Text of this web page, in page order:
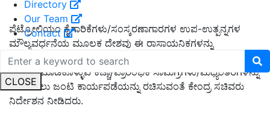
Directory
Our Team
Contact
CLOSE
ಪೆಟ್ರೋಲಿಯಂ ಕೈಗಾರಿಕೆಗಳು/ಸಂಸ್ಕರಣಾಗಾರಗಳ ಉಪ-ಉತ್ಪನ್ನಗಳ
ಮೌಲ್ಯವರ್ಧನೆಯ ಮೂಲಕ ದೇಶವು ಈ ರಾಸಾಯನಿಕಗಳನ್ನು
ಉತ್ಪಾದಿಸುವ ಸಾಮರ್ಥ್ಯವನ್ನು ಹೊಂದಿರುವ ಮತ್ತು ಹೆಚ್ಚಿನ ಮೌಲ್ಯಗಳಲ್ಲಿ
ಆಮದು ಮಾಡಿಕೊಳ್ಳುವ ಕಚ್ಚಾ/ಪ್ರಾರಂಭಿಕ ಸಾಮಗ್ರಿಗಳು/ಮಧ್ಯಂತರಗಳನ್ನು
ಗುರುತಿಸಲು ಜಂಟಿ ಕಾರ್ಯಪಡೆಯನ್ನು ರಚಿಸುವಂತೆ ಕೇಂದ್ರ ಸಚಿವರು
ನಿರ್ದೇಶನ ನೀಡಿದರು.